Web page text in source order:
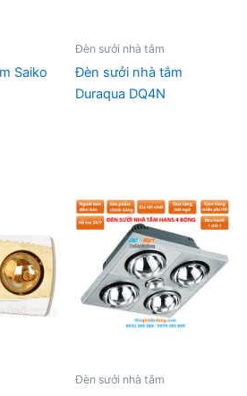
Saiko
Đèn sưởi nhà tắm
Đèn sưởi nhà tắm
Duraqua DQ4N
Đèn sưởi nhà tắm